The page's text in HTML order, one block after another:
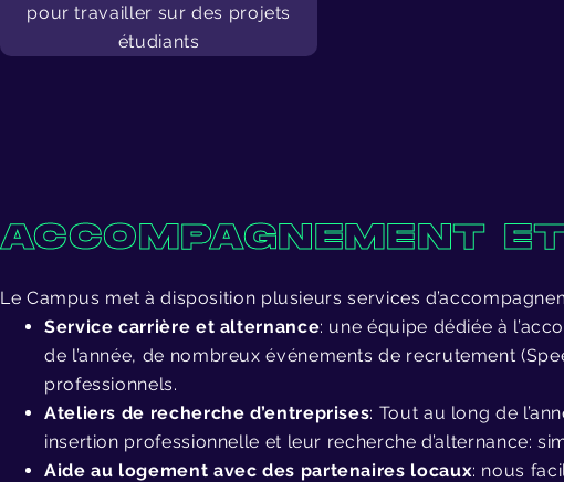
pour travailler sur des projets
étudiants
ACCOMPAGNEMENT
Le Campus met à disposition plusieurs services
Service carrière et alternance: une équipe dédiée à
de l’année, de nombreux événements de recrutement
professionnels.
Ateliers de recherche d’entreprises: Tout au long de
insertion professionnelle et leur recherche d’alternance:
Aide au logement avec des partenaires locaux: nous